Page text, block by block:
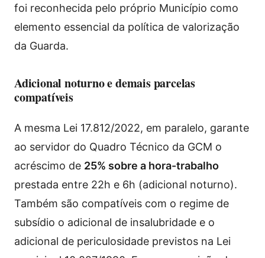
foi reconhecida pelo próprio Município como
elemento essencial da política de valorização
da Guarda.
Adicional noturno e demais parcelas
compatíveis
A mesma Lei 17.812/2022, em paralelo, garante
ao servidor do Quadro Técnico da GCM o
acréscimo de 25% sobre a hora-trabalho
prestada entre 22h e 6h (adicional noturno).
Também são compatíveis com o regime de
subsídio o adicional de insalubridade e o
adicional de periculosidade previstos na Lei